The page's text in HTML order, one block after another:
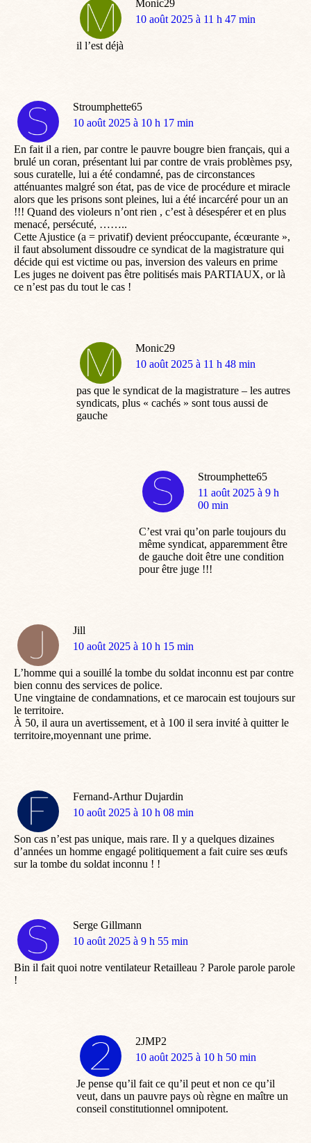
Monic29
dit
10 août 2025 à 11 h 47 min
il l’est déjà
Stroumphette65
dit
10 août 2025 à 10 h 17 min
En fait il a rien, par contre le pauvre bougre bien français, qui a
brulé un coran, présentant lui par contre de vrais problèmes psy,
sous curatelle, lui a été condamné, pas de circonstances
atténuantes malgré son état, pas de vice de procédure et miracle
alors que les prisons sont pleines, lui a été incarcéré pour un an
!!! Quand des violeurs n’ont rien , c’est à désespérer et en plus
menacé, persécuté, ……..
Cette Ajustice (a = privatif) devient préoccupante, écœurante »,
il faut absolument dissoudre ce syndicat de la magistrature qui
décide qui est victime ou pas, inversion des valeurs en prime
Les juges ne doivent pas être politisés mais PARTIAUX, or là
ce n’est pas du tout le cas !
Monic29
dit
10 août 2025 à 11 h 48 min
pas que le syndicat de la magistrature – les autres
syndicats, plus « cachés » sont tous aussi de
gauche
Stroumphette65
dit
:
11 août 2025 à 9 h
00 min
C’est vrai qu’on parle toujours du
même syndicat, apparemment être
de gauche doit être une condition
pour être juge !!!
Jill
dit
10 août 2025 à 10 h 15 min
L’homme qui a souillé la tombe du soldat inconnu est par contre
bien connu des services de police.
Une vingtaine de condamnations, et ce marocain est toujours sur
le territoire.
À 50, il aura un avertissement, et à 100 il sera invité à quitter le
territoire,moyennant une prime.
Fernand-Arthur Dujardin
dit
10 août 2025 à 10 h 08 min
Son cas n’est pas unique, mais rare. Il y a quelques dizaines
d’années un homme engagé politiquement a fait cuire ses œufs
sur la tombe du soldat inconnu ! !
Serge Gillmann
dit
10 août 2025 à 9 h 55 min
Bin il fait quoi notre ventilateur Retailleau ? Parole parole parole
!
2JMP2
dit
10 août 2025 à 10 h 50 min
Je pense qu’il fait ce qu’il peut et non ce qu’il
veut, dans un pauvre pays où règne en maître un
conseil constitutionnel omnipotent.